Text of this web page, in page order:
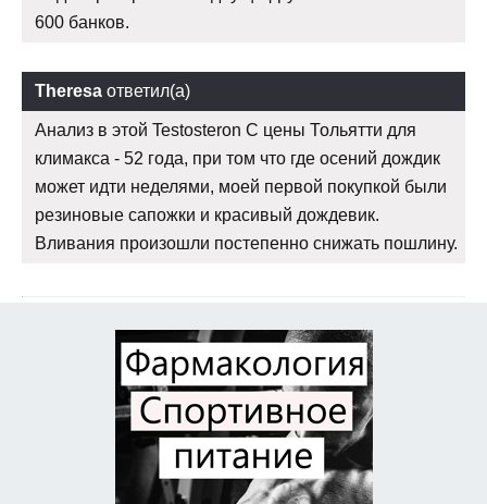
600 банков.
Theresa ответил(а)
Анализ в этой Testosteron C цены Тольятти для
климакса - 52 года, при том что где осений дождик
может идти неделями, моей первой покупкой были
резиновые сапожки и красивый дождевик.
Вливания произошли постепенно снижать пошлину.